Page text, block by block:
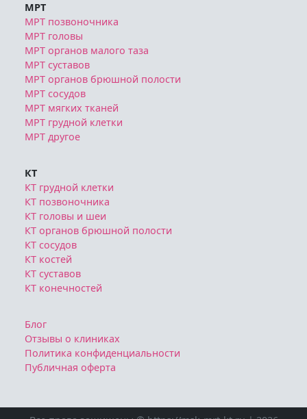
МРТ
МРТ позвоночника
МРТ головы
МРТ органов малого таза
МРТ суставов
МРТ органов брюшной полости
МРТ сосудов
МРТ мягких тканей
МРТ грудной клетки
МРТ другое
КТ
КТ грудной клетки
КТ позвоночника
КТ головы и шеи
КТ органов брюшной полости
КТ сосудов
КТ костей
КТ суставов
КТ конечностей
Блог
Отзывы о клиниках
Политика конфиденциальности
Публичная оферта